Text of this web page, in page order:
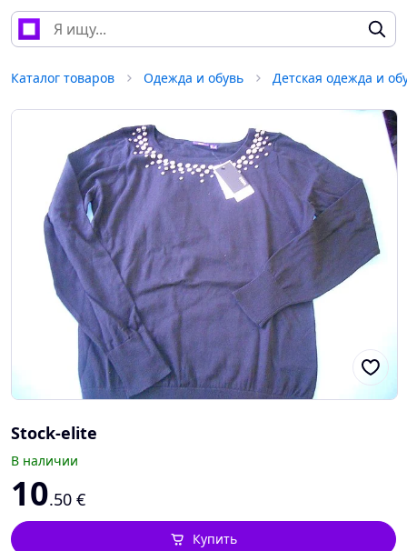
Каталог товаров Одежда и обувь Детская одежда и
Stock-elite
В наличии
10.50 €
Купить